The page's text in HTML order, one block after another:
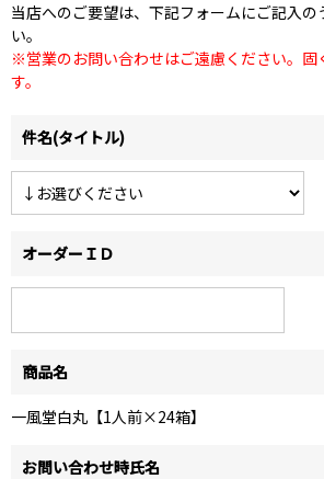
当店へのご要望は、下記フォームにご記入の
い。
※営業のお問い合わせはご遠慮ください。固
す。
件名(タイトル)
オーダーＩＤ
商品名
一風堂白丸【1人前×24箱】
お問い合わせ時氏名